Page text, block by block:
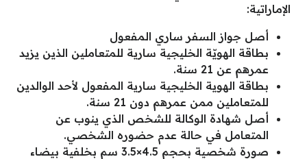
الإماراتية:
أصل جواز السفر ساري المفعول
بطاقة الهويّة الخليجية سارية للمتعاملين الذين يزيد
عمرهم عن 21 سنة.
بطاقة الهوية الخليجية سارية المفعول لأحد الوالدين
للمتعاملين ممن عمرهم دون 21 سنة.
أصل شهادة الوكالة للشخص الذي ينوب عن
المتعامل في حالة عدم حضوره الشخصي.
صورة شخصية بحجم 4.5×3.5 سم بخلفية بيضاء